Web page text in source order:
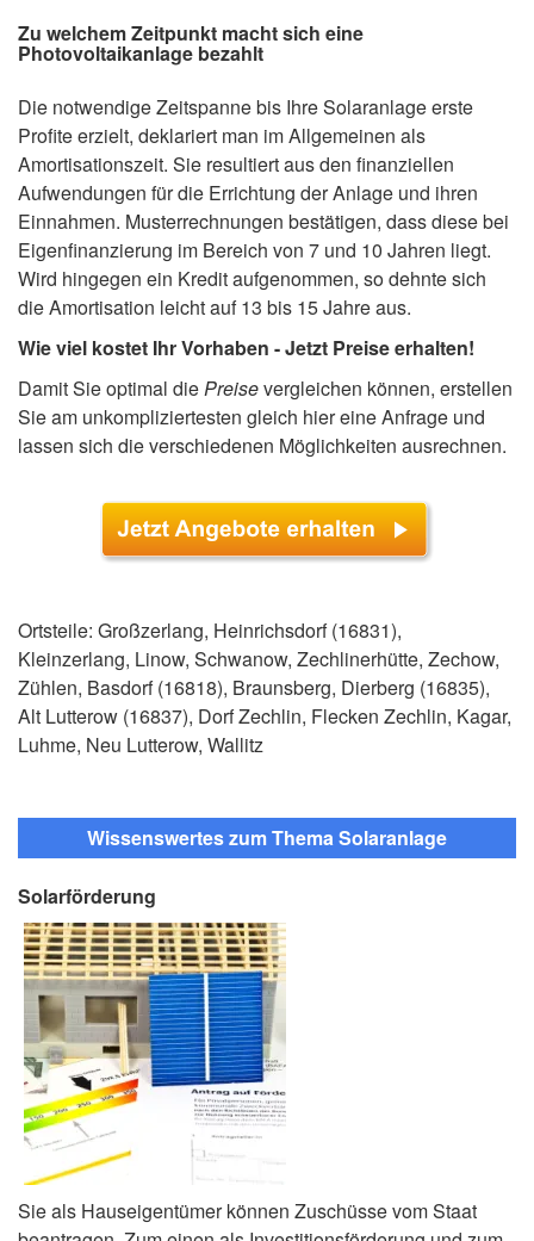
Zu welchem Zeitpunkt macht sich eine
Photovoltaikanlage bezahlt
Die notwendige Zeitspanne bis Ihre Solaranlage erste
Profite erzielt, deklariert man im Allgemeinen als
Amortisationszeit. Sie resultiert aus den finanziellen
Aufwendungen für die Errichtung der Anlage und ihren
Einnahmen. Musterrechnungen bestätigen, dass diese bei
Eigenfinanzierung im Bereich von 7 und 10 Jahren liegt.
Wird hingegen ein Kredit aufgenommen, so dehnte sich
die Amortisation leicht auf 13 bis 15 Jahre aus.
Wie viel kostet Ihr Vorhaben - Jetzt Preise erhalten!
Damit Sie optimal diePreisevergleichen können, erstellen
Sie am unkompliziertesten gleich hier eine Anfrage und
lassen sich die verschiedenen Möglichkeiten ausrechnen.
Ortsteile: Großzerlang, Heinrichsdorf (16831),
Kleinzerlang, Linow, Schwanow, Zechlinerhütte, Zechow,
Zühlen, Basdorf (16818), Braunsberg, Dierberg (16835),
Alt Lutterow (16837), Dorf Zechlin, Flecken Zechlin, Kagar,
Luhme, Neu Lutterow, Wallitz
Wissenswertes zum Thema Solaranlage
Solarförderung
Sie als Hauseigentümer können Zuschüsse vom Staat